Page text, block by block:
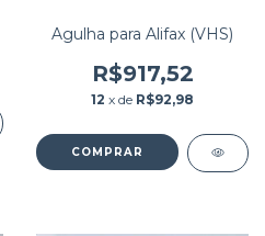
Agulha para Alifax (VHS)
R$917,52
12 x de R$92,98